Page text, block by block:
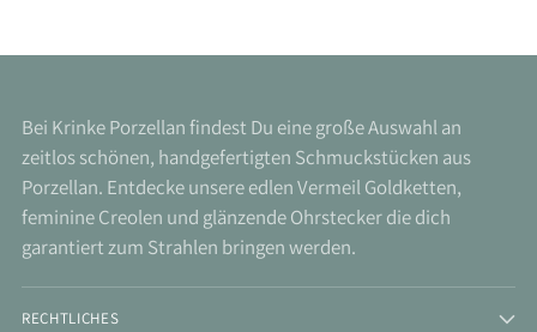
Bei Krinke Porzellan findest Du eine große Auswahl an
zeitlos schönen, handgefertigten Schmuckstücken aus
Porzellan. Entdecke unsere edlen Vermeil Goldketten,
feminine Creolen und glänzende Ohrstecker die dich
garantiert zum Strahlen bringen werden.
RECHTLICHES